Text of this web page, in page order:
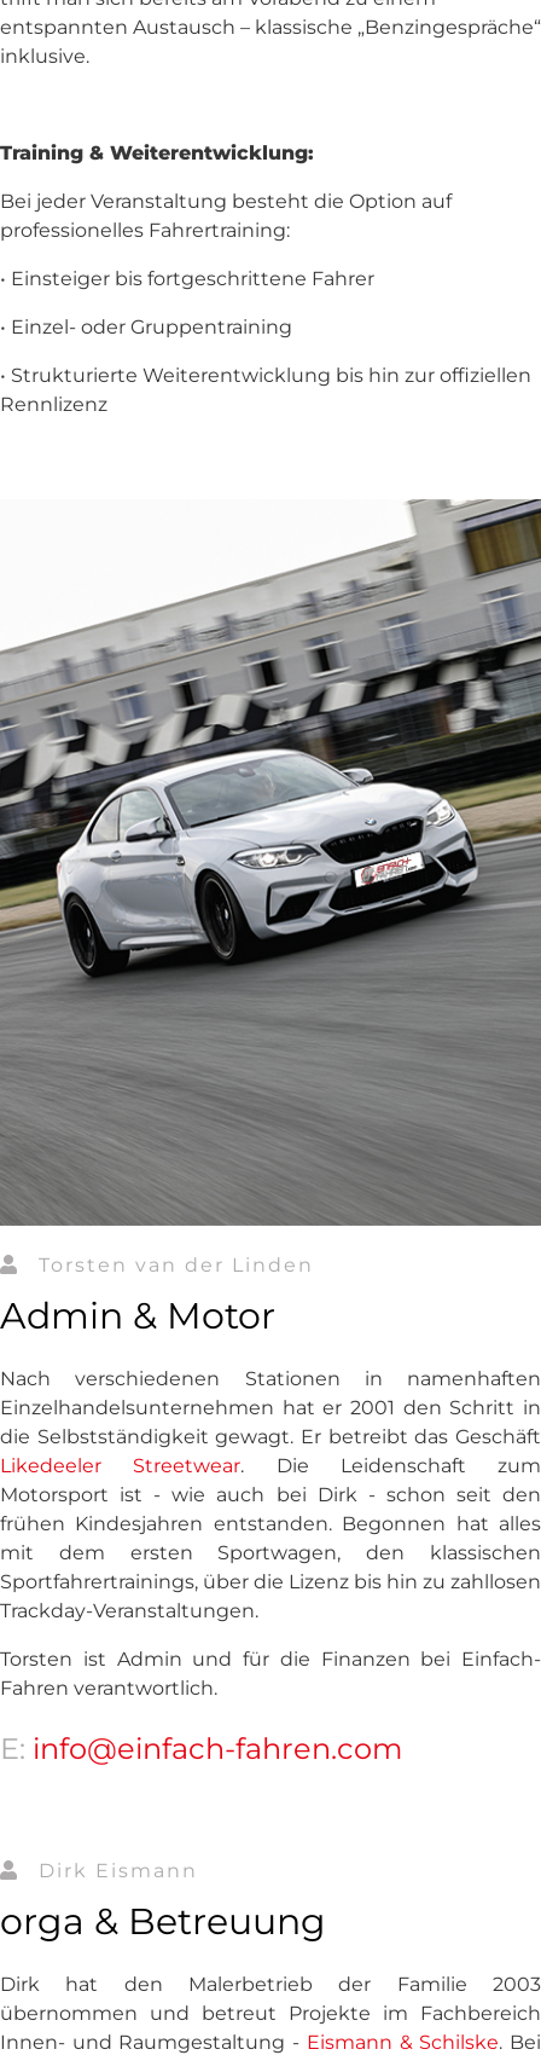
entspannten Austausch – klassische „Benzingespräche“
inklusive.
Training & Weiterentwicklung:
Bei jeder Veranstaltung besteht die Option auf
professionelles Fahrertraining:
• Einsteiger bis fortgeschrittene Fahrer
• Einzel- oder Gruppentraining
• Strukturierte Weiterentwicklung bis hin zur offiziellen
Rennlizenz
Torsten van der Linden
Admin & Motor
Nach verschiedenen Stationen in namenhaften
Einzelhandelsunternehmen hat er 2001 den Schritt in
die Selbstständigkeit gewagt. Er betreibt das Geschäft
Likedeeler Streetwear. Die Leidenschaft zum
Motorsport ist - wie auch bei Dirk - schon seit den
frühen Kindesjahren entstanden. Begonnen hat alles
mit dem ersten Sportwagen, den klassischen
Sportfahrertrainings, über die Lizenz bis hin zu zahllosen
Trackday-Veranstaltungen.
Torsten ist Admin und für die Finanzen bei Einfach-
Fahren verantwortlich.
E: info@einfach-fahren.com
Dirk Eismann
orga & Betreuung
Dirk hat den Malerbetrieb der Familie 2003
übernommen und betreut Projekte im Fachbereich
Innen- und Raumgestaltung - Eismann & Schilske. Bei